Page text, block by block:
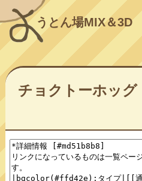
うとん場MIX＆3D
チョクトーホッグ